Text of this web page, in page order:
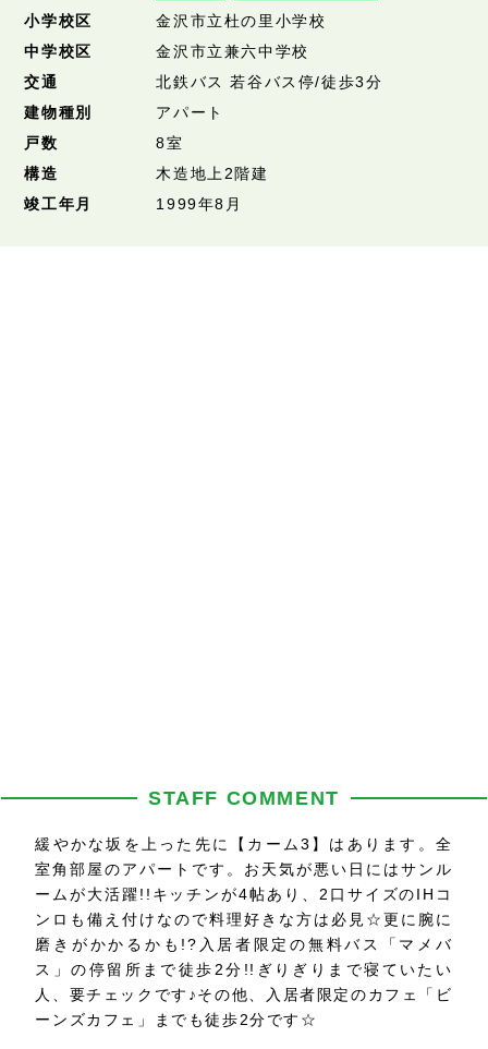
小学校区
金沢市立杜の里小学校
中学校区
金沢市立兼六中学校
交通
北鉄バス 若谷バス停/徒歩3分
建物種別
アパート
戸数
8室
構造
木造地上2階建
竣工年月
1999年8月
STAFF COMMENT
緩やかな坂を上った先に【カーム3】はあります。全
室角部屋のアパートです。お天気が悪い日にはサンル
ームが大活躍!!キッチンが4帖あり、2口サイズのIHコ
ンロも備え付けなので料理好きな方は必見☆更に腕に
磨きがかかるかも!?入居者限定の無料バス「マメバ
ス」の停留所まで徒歩2分!!ぎりぎりまで寝ていたい
人、要チェックです♪その他、入居者限定のカフェ「ビ
ーンズカフェ」までも徒歩2分です☆